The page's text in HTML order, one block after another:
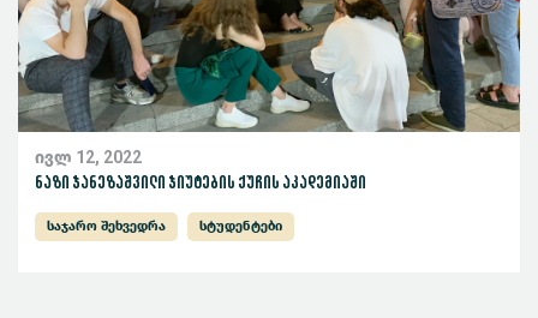
ივლ 12, 2022
ნაზი ჯანეზაშვილი ჯიუტების ქუჩის აკადემიაში
საჯარო შეხვედრა სტუდენტები